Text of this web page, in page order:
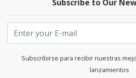
Subscribe to Our
Subscribirse para recibir nuestras
lanzamientos